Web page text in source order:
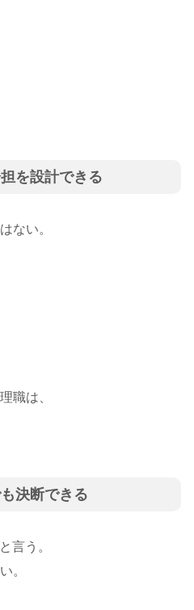
を設計できる
ない。
職は、
決断できる
言う。
。